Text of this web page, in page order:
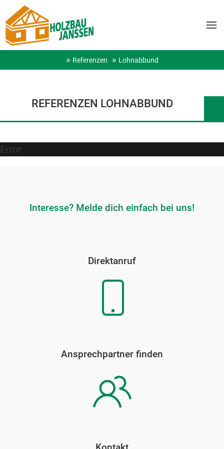
Referenzen Lohnabbund
REFERENZEN LOHNABBUND
Error
Interesse? Melde dich einfach bei uns!
Direktanruf
Ansprechpartner finden